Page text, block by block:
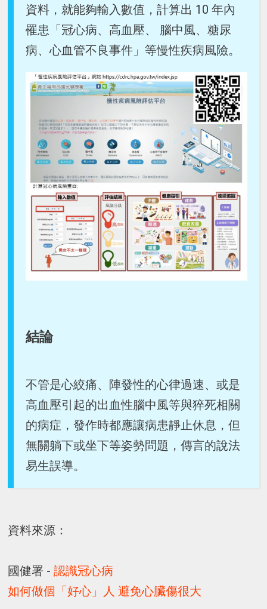
資料，就能夠輸入數值，計算出 10 年內
罹患「冠心病、高血壓、 腦中風、糖尿
病、心血管不良事件」等慢性疾病風險。
結論
不管是心絞痛、陣發性的心律過速、或是
高血壓引起的出血性腦中風等與猝死相關
的病症，發作時都應讓病患靜止休息，但
無關躺下或坐下等姿勢問題，傳言的說法
易生誤導。
資料來源：
國健署 -認識冠心病
如何做個「好心」人 避免心臟傷很大